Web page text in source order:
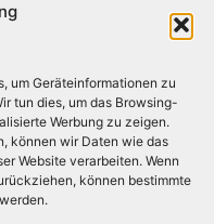
um Geräteinformationen zu
tun dies, um das Browsing-
Werbung zu zeigen.
können wir Daten wie das
Website verarbeiten. Wenn
können bestimmte